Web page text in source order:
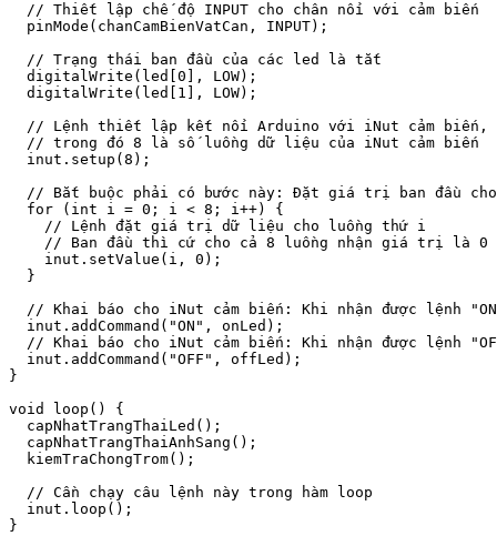
  // Thiết lập chế độ INPUT cho chân nối với cảm biến
  pinMode(chanCamBienVatCan, INPUT);
  // Trạng thái ban đầu của các led là tắt
  digitalWrite(led[0], LOW);
  digitalWrite(led[1], LOW);
  // Lệnh thiết lập kết nối Arduino với iNut cảm biến,
  // trong đó 8 là số luồng dữ liệu của iNut cảm biến
  inut.setup(8);
// Bắt buộc phải có bước này: Đặt giá trị ban đầu
  for (int i = 0; i < 8; i++) {
    // Lệnh đặt giá trị dữ liệu cho luồng thứ i
    // Ban đầu thì cứ cho cả 8 luồng nhận giá trị là 0
    inut.setValue(i, 0);
  }
// Khai báo cho iNut cảm biến: Khi nhận được lệnh
  inut.addCommand("ON", onLed);
// Khai báo cho iNut cảm biến: Khi nhận được lệnh
  inut.addCommand("OFF", offLed);
}
void loop() {
  capNhatTrangThaiLed();
  capNhatTrangThaiAnhSang();
  kiemTraChongTrom();
  // Cần chạy câu lệnh này trong hàm loop
  inut.loop();
}